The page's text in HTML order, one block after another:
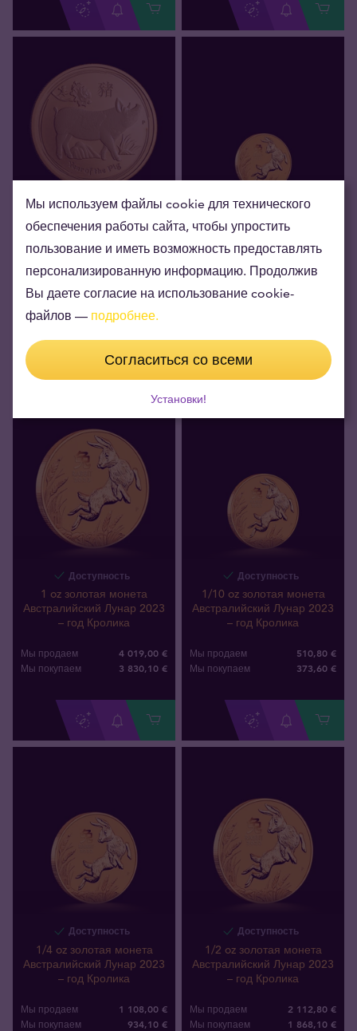
Доступность
Австралийский Лунар 2019
– год Свиньи
Мы продаем 3 906,30 €
Мы покупаем 3 830,10
Австралийский Лунар 2023
– год Кролика
Мы продаем
Доступность
1 oz золотая монета
Австралийский Лунар 2023
– год Кролика
Мы продаем 4 019,00 €
Мы покупаем 3 830,10 €
Доступность
1/10 oz золотая монета
Австралийский Лунар 2023
– год Кролика
Мы продаем 510,80 €
Мы покупаем 373,60 €
Доступность
1/4 oz золотая монета
Австралийский Лунар 2023
– год Кролика
Мы продаем 1 108,00 €
Мы покупаем 934,10 €
Доступность
1/2 oz золотая монета
Австралийский Лунар 2023
– год Кролика
Мы продаем 2 112,80 €
Мы покупаем 1 868,10 €
Мы используем файлы cookie для технического
обеспечения работы сайта, чтобы упростить
пользование и иметь возможность предоставлять
персонализированную информацию. Продолжив
Вы даете согласие на использование cookie-
файлов — подробнее.
Согласиться со всеми
Установки!